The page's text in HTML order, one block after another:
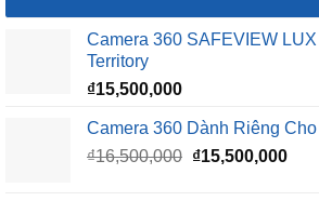
Camera 360 SAFEVIEW
Territory
₫15,500,000
Camera 360 Dành Riêng
₫16,500,000 Giá
₫15,500,000Giá